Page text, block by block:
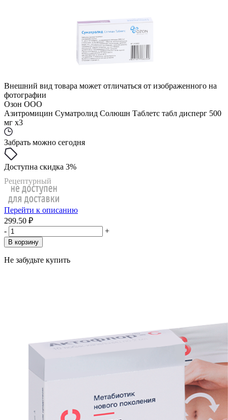
Внешний вид товара может отличаться от изображенного на
фотографии
Озон ООО
Азитромицин Суматролид Солюшн Таблетс табл дисперг 500
мг x3
Забрать можно сегодня
Доступна скидка 3%
Рецептурный
Перейти к описанию
299.50 ₽
-
+
В корзину
Не забудьте купить